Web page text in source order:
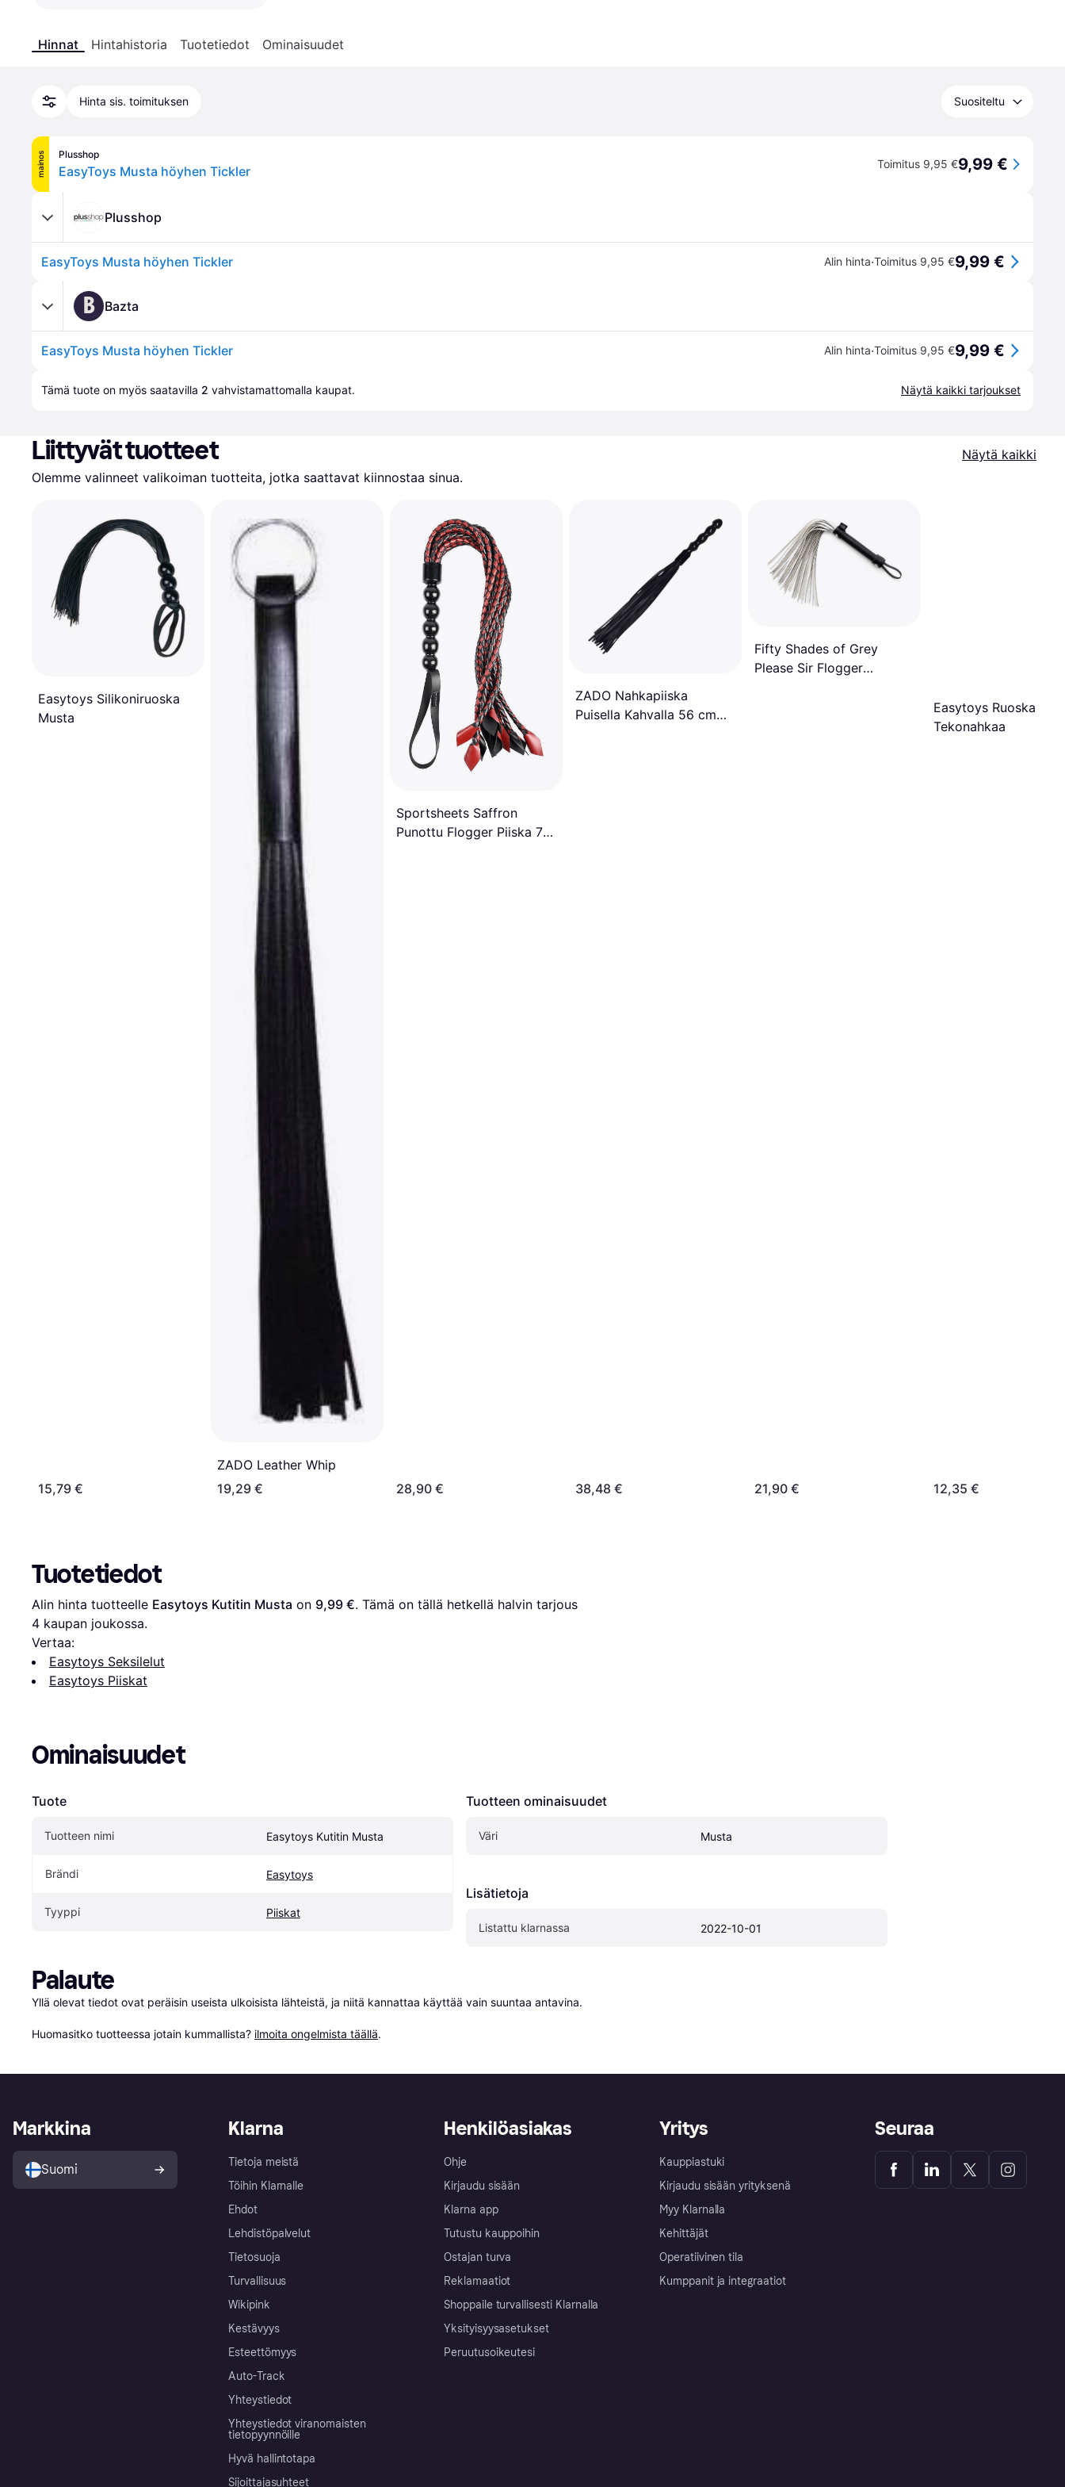
Hinnat Hintahistoria Tuotetiedot Ominaisuudet
Hinta sis. toimituksen Suositeltu
mainos Plusshop
EasyToys Musta höyhen Tickler Toimitus 9,95 €9,99 €
Plusshop
EasyToys Musta höyhen Tickler Alin hinta·Toimitus 9,95 €9,99 €
B Bazta
EasyToys Musta höyhen Tickler Alin hinta·Toimitus 9,95 €9,99 €
Tämä tuote on myös saatavilla 2 vahvistamattomalla kaupat. Näytä kaikki tarjoukset
Liittyvät tuotteet
Näytä kaikki
Olemme valinneet valikoiman tuotteita, jotka saattavat kiinnostaa sinua.
Easytoys Silikoniruoska
Musta
15,79 €
ZADO Leather Whip
19,29 €
Sportsheets Saffron
Punottu Flogger Piiska 78
28,90 €
ZADO Nahkapiiska
Puisella Kahvalla 56 cm
38,48 €
Fifty Shades of Grey
Please Sir Flogger
21,90 €
Easytoys Ruoska
Tekonahkaa
12,35 €
Tuotetiedot
Alin hinta tuotteelle Easytoys Kutitin Musta on 9,99 €
4 kaupan joukossa.
Vertaa:
Easytoys Seksilelut
Easytoys Piiskat
Ominaisuudet
Tuote
Tuotteen nimi Easytoys Kutitin Musta
Brändi Easytoys
Tyyppi Piiskat
Tuotteen ominaisuudet
Väri Musta
Lisätietoja
Listattu klarnassa 2022-10-01
Palaute
Yllä olevat tiedot ovat peräisin useista ulkoisista lähteistä, ja niitä kannattaa käyttää vain suuntaa antavina.
Huomasitko tuotteessa jotain kummallista? ilmoita ongelmista täällä.
Klarna
Tietoja meistä
Töihin Klarnalle
Ehdot
Lehdistöpalvelut
Tietosuoja
Turvallisuus
Wikipink
Kestävyys
Esteettömyys
Auto-Track
Yhteystiedot
Yhteystiedot viranomaisten
tietopyynnöille
Hyvä hallintotapa
Sijoittajasuhteet
Henkilöasiakas
Ohje
Kirjaudu sisään
Klarna app
Tutustu kauppoihin
Ostajan turva
Reklamaatiot
Shoppaile turvallisesti Klarnalla
Yksityisyysasetukset
Peruutusoikeutesi
Yritys
Kauppiastuki
Kirjaudu sisään yrityksenä
Myy Klarnalla
Kehittäjät
Operatiivinen tila
Kumppanit ja integraatiot
Markkina
Suomi
Seuraa